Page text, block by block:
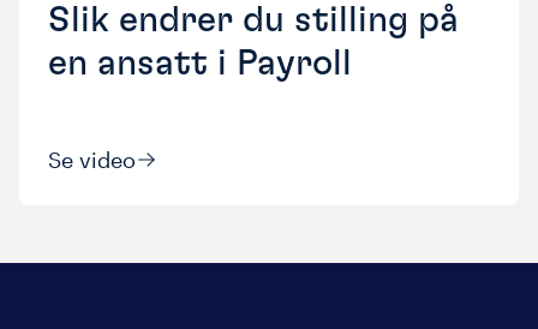
Slik endrer du stilling på
en ansatt i Payroll
Se video